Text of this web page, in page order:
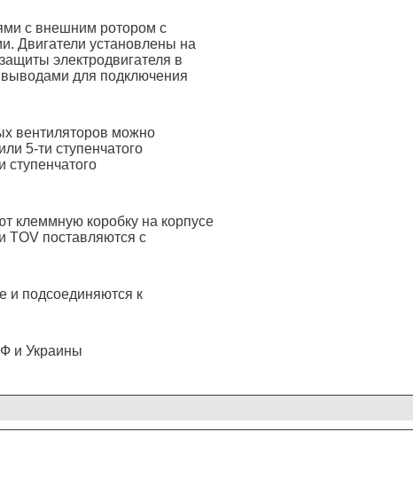
с внешним ротором с
Двигатели установлены на
электродвигателя в
для подключения
вентиляторов можно
5-ти ступенчатого
клеммную коробку на корпусе
TOV поставляются с
и подсоединяются к
и Украины